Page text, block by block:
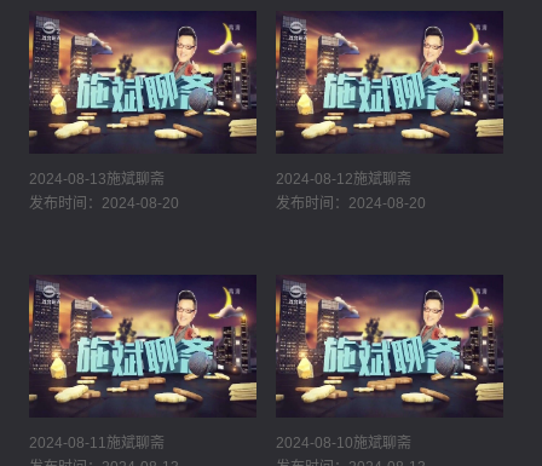
2024-08-13施斌聊斋
发布时间：2024-08-20
2024-08-12施斌聊斋
发布时间：2024-08-20
2024-08-11施斌聊斋
2024-08-10施斌聊斋